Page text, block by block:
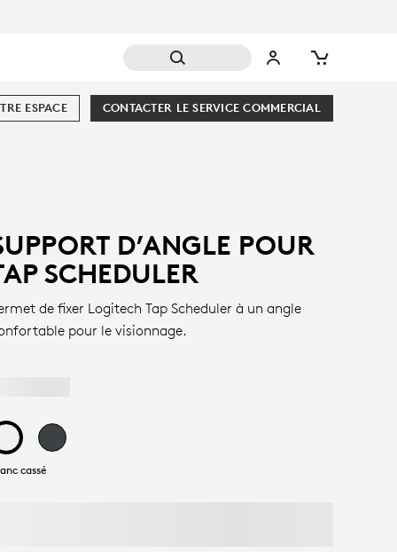
CONTACTER LE SERVICE COMMERCIAL
ESPACE
D’ANGLE POUR
SCHEDULER
de fixer Logitech Tap Scheduler à un angle
pour le visionnage.
cassé